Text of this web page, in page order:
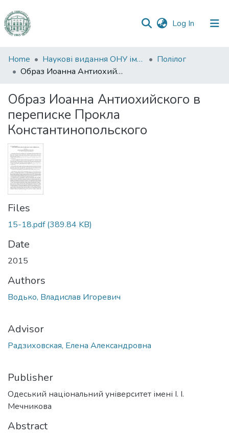
Log In (current)
Communities
&
All of DSpace
Statistics
Home Наукові видання ОНУ імені І. І. Мечникова
Полілог
Образ Иоанна Антиохийского в переписке Прокла Константинопольского
Образ Иоанна Антиохийского в
переписке Прокла
Константинопольского
Files
15-18.pdf(389.84 KB)
Date
2015
Authors
Водько, Владислав Игоревич
Advisor
Радзиховская, Елена Александровна
Publisher
Одеський національний університет імені І. І.
Мечникова
Abstract